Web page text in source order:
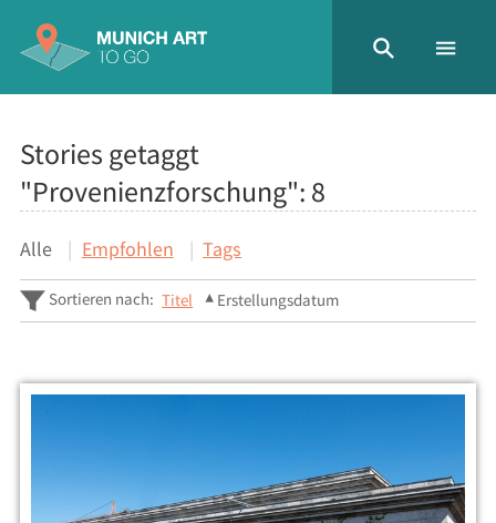
Stories getaggt
"Provenienzforschung": 8
Alle Empfohlen Tags
Sortieren nach: Titel Erstellungsdatum